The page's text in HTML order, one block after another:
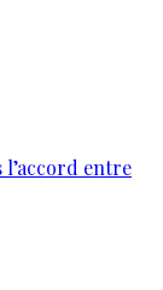
l’accord entre